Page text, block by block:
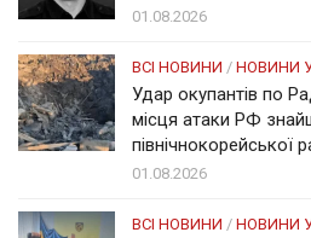
01.08.2026
ВСІ НОВИНИ / НОВИНИ
Удар окупантів по
місця атаки РФ
північнокорейської
01.08.2026
ВСІ НОВИНИ / НОВИНИ